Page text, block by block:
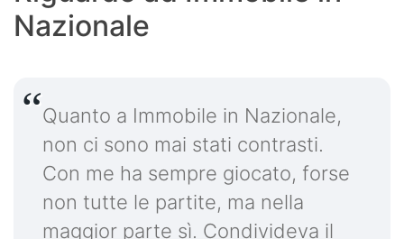
Nazionale
Quanto a Immobile in Nazionale,
non ci sono mai stati contrasti.
Con me ha sempre giocato, forse
non tutte le partite, ma nella
maggior parte sì. Condivideva il